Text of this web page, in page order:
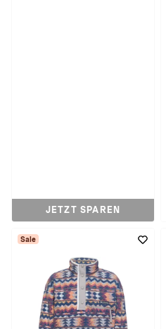
JETZT SPAREN
Sale